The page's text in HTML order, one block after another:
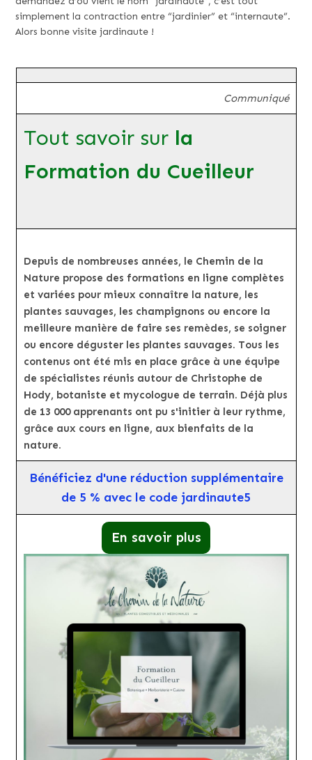
simplement la contraction entre “jardinier” et “internaute”.
Alors bonne visite jardinaute !
Communiqué
Tout savoir sur la
Formation du Cueilleur
Depuis de nombreuses années, le Chemin de la
Nature propose des formations en ligne complètes
et variées pour mieux connaître la nature, les
plantes sauvages, les champignons ou encore la
meilleure manière de faire ses remèdes, se soigner
ou encore déguster les plantes sauvages. Tous les
contenus ont été mis en place grâce à une équipe
de spécialistes réunis autour de Christophe de
Hody, botaniste et mycologue de terrain. Déjà plus
de 13 000 apprenants ont pu s'initier à leur rythme,
grâce aux cours en ligne, aux bienfaits de la
nature.
Bénéficiez d'une réduction supplémentaire
de 5 % avec le code jardinaute5
En savoir plus